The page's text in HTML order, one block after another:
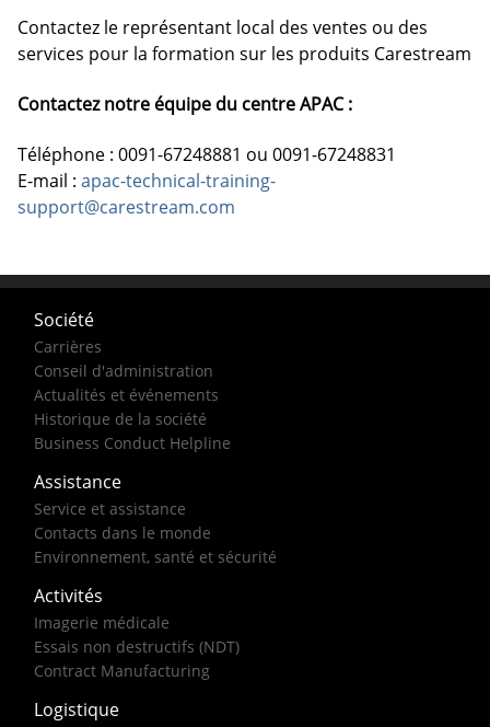
Contactez le représentant local des ventes ou des
services pour la formation sur les produits Carestream
Contactez notre équipe du centre APAC :
Téléphone : 0091-67248881 ou 0091-67248831
E-mail : apac-technical-training-
support@carestream.com
Société
Carrières
Conseil d'administration
Actualités et événements
Historique de la société
Business Conduct Helpline
Assistance
Service et assistance
Contacts dans le monde
Environnement, santé et sécurité
Activités
Imagerie médicale
Essais non destructifs (NDT)
Contract Manufacturing
Logistique